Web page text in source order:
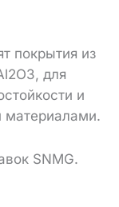
покрытия из
для
и
материалами.
SNMG.